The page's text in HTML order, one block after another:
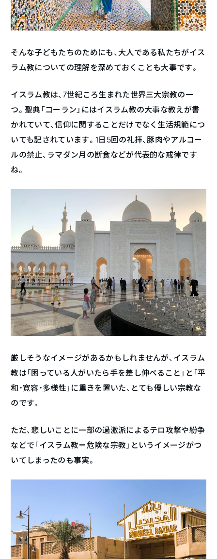
そんな子どもたちのためにも、大人である私たちがイス
ラム教についての理解を深めておくことも大事です。
イスラム教は、7世紀ころ生まれた世界三大宗教の一
つ。聖典「コーラン」にはイスラム教の大事な教えが書
かれていて、信仰に関することだけでなく生活規範につ
いても記されています。1日5回の礼拝、豚肉やアルコー
ルの禁止、ラマダン月の断食などが代表的な戒律です
ね。
厳しそうなイメージがあるかもしれませんが、イスラム
教は「困っている人がいたら手を差し伸べること」と「平
和・寛容・多様性」に重きを置いた、とても優しい宗教な
のです。
ただ、悲しいことに一部の過激派によるテロ攻撃や紛争
などで「イスラム教＝危険な宗教」というイメージがつ
いてしまったのも事実。